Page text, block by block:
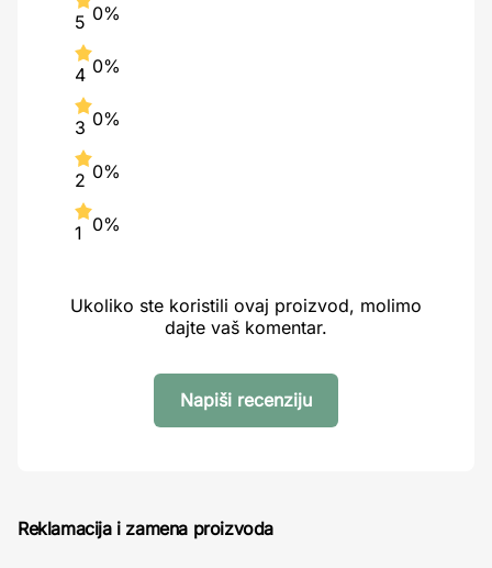
5 0%
4 0%
3 0%
2 0%
1 0%
Ukoliko ste koristili ovaj proizvod, molimo
dajte vaš komentar.
Napiši recenziju
Reklamacija i zamena proizvoda